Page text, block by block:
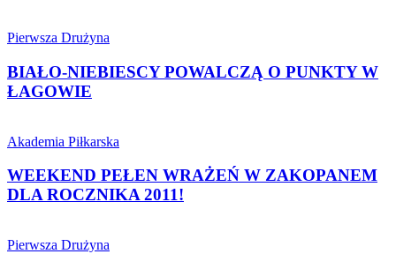
NIEBIESCY
O
PUNKTY
W
Pierwsza Drużyna
BIAŁO-NIEBIESCY POWALCZĄ O PUNKTY W
ŁAGOWIE
PEŁEN
W
ZAKOPANEM
DLA
Akademia Piłkarska
WEEKEND PEŁEN WRAŻEŃ W ZAKOPANEM
DLA ROCZNIKA 2011!
MUSZYNA
Pierwsza Drużyna